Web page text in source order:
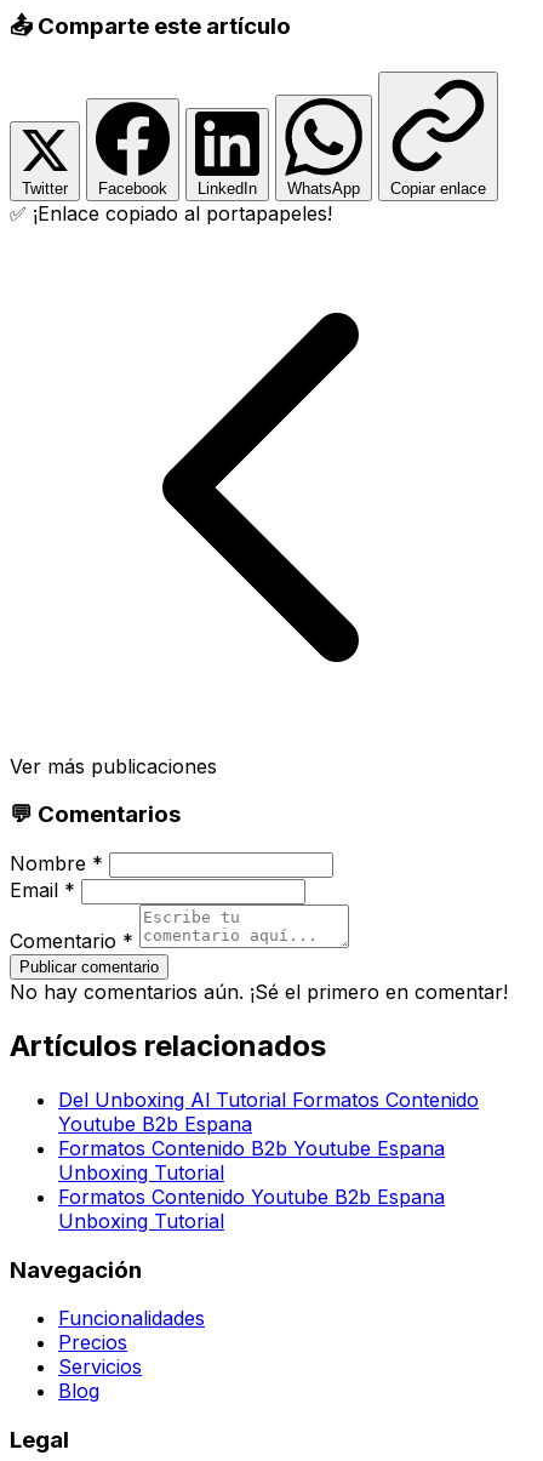
📤 Comparte este artículo
Twitter Facebook LinkedIn WhatsApp Copiar enlace
✅ ¡Enlace copiado al portapapeles!
Ver más publicaciones
💬 Comentarios
Nombre *
Email *
Comentario *
Publicar comentario
No hay comentarios aún. ¡Sé el primero en comentar!
Artículos relacionados
Del Unboxing Al Tutorial Formatos Contenido
Youtube B2b Espana
Formatos Contenido B2b Youtube Espana
Unboxing Tutorial
Formatos Contenido Youtube B2b Espana
Unboxing Tutorial
Navegación
Funcionalidades
Precios
Servicios
Blog
Legal